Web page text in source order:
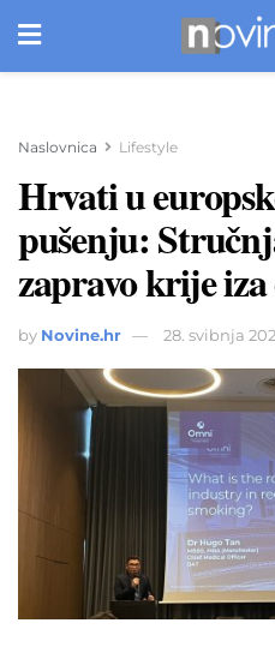
Naslovnica Lifestyle
Hrvati u
pušenju:
zapravo krije iza
by Novine.hr 28. svibnja